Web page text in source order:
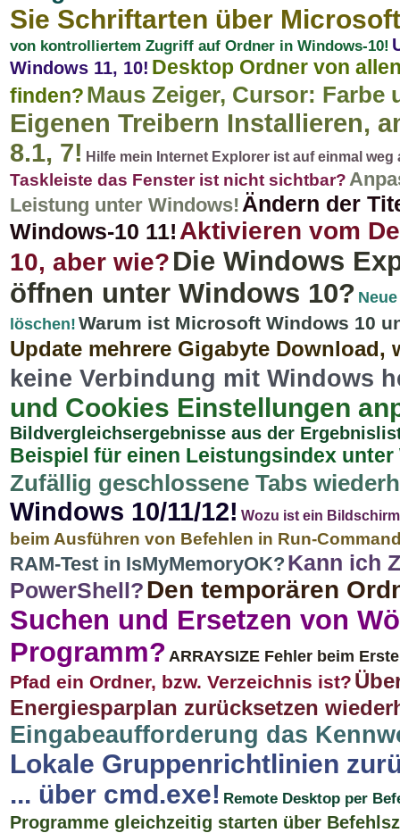
Sie Schriftarten über
von kontrolliertem Zugriff auf Ordner in Windows-10!
Windows 11, 10! Desktop Ordner von
finden?Maus Zeiger, Cursor: Farbe
Eigenen Treibern Installieren,
8.1, 7! Hilfe mein Internet Explorer ist auf einmal weg
Taskleiste das Fenster ist nicht sichtbar?
Leistung unter Windows! Ändern der
Windows-10 11! Aktivieren vom
10, aber wie?Die Windows
öffnen unter Windows 10?
löschen! Warum ist Microsoft Windows 10
Update mehrere Gigabyte Download,
keine Verbindung mit Windows
und Cookies Einstellungen
Bildvergleichsergebnisse aus der
Beispiel für einen Leistungsindex
Zufällig geschlossene Tabs
Windows 10/11/12! Wozu ist ein
beim Ausführen von Befehlen in Run-
RAM-Test in IsMyMemoryOK? Kann ich
PowerShell?Den temporären
Suchen und Ersetzen von
Programm? ARRAYSIZE Fehler beim
Pfad ein Ordner, bzw. Verzeichnis ist?
Energiesparplan zurücksetzen
Eingabeaufforderung das
Lokale Gruppenrichtlinien
... über cmd.exe! Remote Desktop per
Programme gleichzeitig starten über